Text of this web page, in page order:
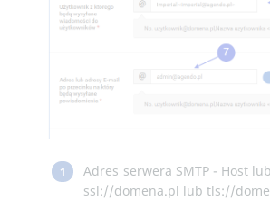
1
Adres serwera SMTP - Host
ssl://domena.pl lub tls://